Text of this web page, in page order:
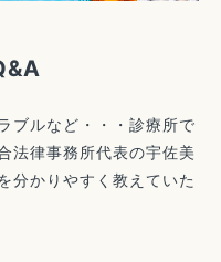
ブルなど・・・診療所で
法律事務所代表の宇佐美
分かりやすく教えていた